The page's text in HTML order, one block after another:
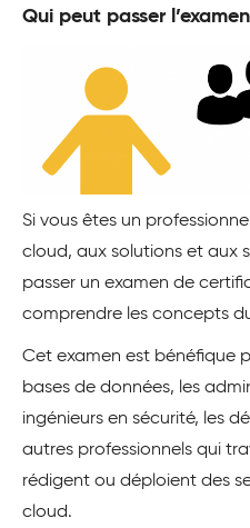
Qui peut passer
Si vous êtes un
cloud, aux solutions et aux
passer un examen de
comprendre les concepts
Cet examen est bénéfique
bases de données, les
ingénieurs en sécurité, les
autres professionnels qui
rédigent ou déploient des
cloud.